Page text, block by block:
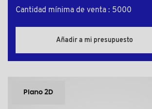
Cantidad mínima de venta : 5000
Añadir a mi presupuesto
Plano 2D